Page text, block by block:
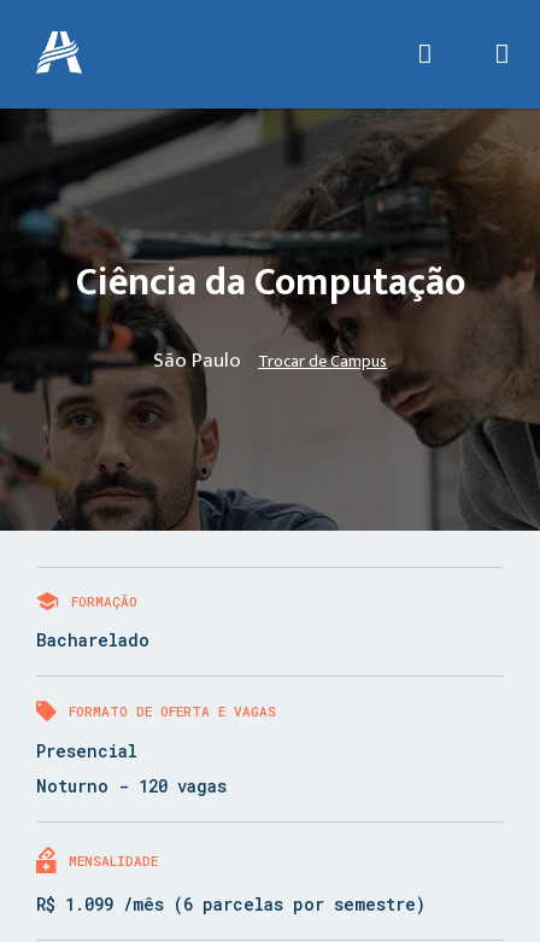
Ciência da Computação
São Paulo Trocar de Campus
FORMAÇÃO
Bacharelado
FORMATO DE OFERTA E VAGAS
Presencial
Noturno - 120 vagas
MENSALIDADE
R$ 1.099 /mês (6 parcelas por semestre)